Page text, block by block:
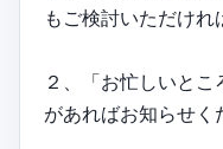
もご検討いただけれ
２、「お忙しいとこ
があればお知らせく